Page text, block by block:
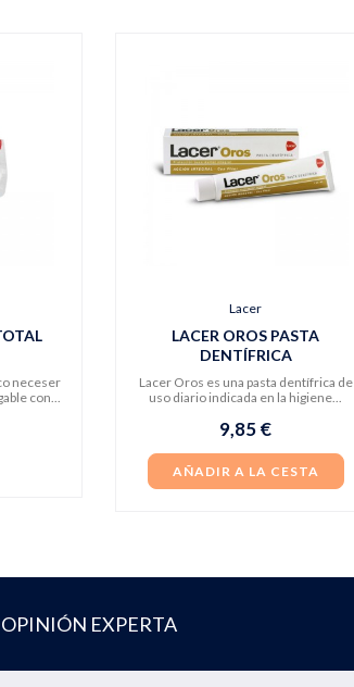
neceser
con...
Lacer
LACER OROS PASTA
DENTÍFRICA
Lacer Oros es una pasta dentífrica de
uso diario indicada en la higiene...
9,85 €
AÑADIR A LA CESTA
OPINIÓN EXPERTA